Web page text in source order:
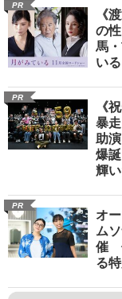
PR
《
の
馬
いる
PR
《
暴
助
爆
輝
PR
オ
ム
催
る